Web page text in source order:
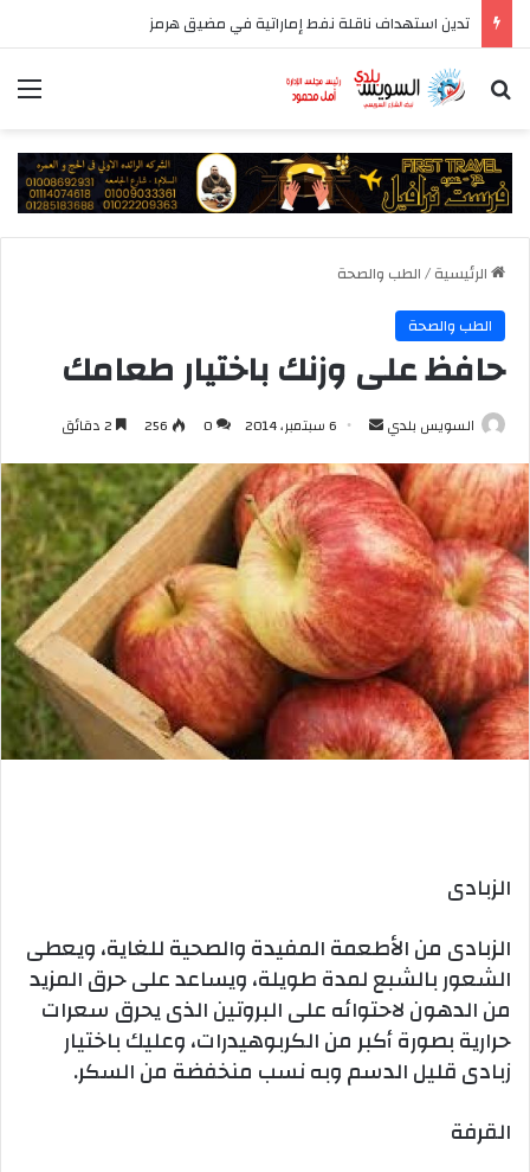
تدين استهداف ناقلة نفط إماراتية في مضيق هرمز
بحث عن
الرئيسية/الطب والصحة
الطب والصحة
حافظ على وزنك باختيار طعامك
السويس بلدي
أرسل
إلكترونيا
6 سبتمبر، 2014 0
256
الزبادى
الزبادى من الأطعمة المفيدة والصحية للغاية، ويعطى
الشعور بالشبع لمدة طويلة، ويساعد على حرق المزيد
من الدهون لاحتوائه على البروتين الذى يحرق سعرات
حرارية بصورة أكبر من الكربوهيدرات، وعليك باختيار
زبادى قليل الدسم وبه نسب منخفضة من السكر.
القرفة